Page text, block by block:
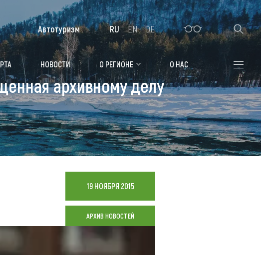
форум Алтайская зимовка
Где остановиться
Санатории
Гостиницы, отели
Коттеджи, базы
Сельские усадьбы
Мотели, придорожные отели
Коллекция впечатлений
НОВОСТИ О РЕГИОНЕ О НАС
Автотуризм RU EN DE
архивному делу
19 НОЯБРЯ 2015
АРХИВ НОВОСТЕЙ